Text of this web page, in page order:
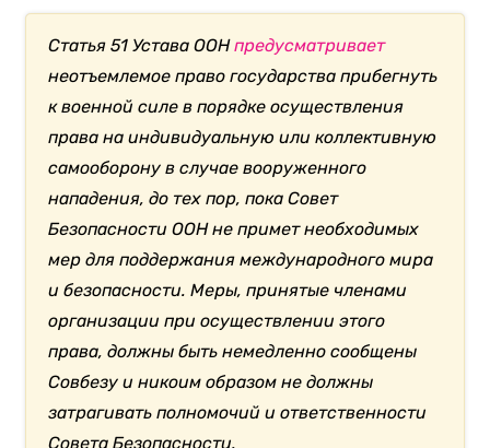
Статья 51 Устава ООНпредусматривает
неотъемлемое право государства прибегнуть
к военной силе в порядке осуществления
права на индивидуальную или коллективную
самооборону в случае вооруженного
нападения, до тех пор, пока Совет
Безопасности ООН не примет необходимых
мер для поддержания международного мира
и безопасности. Меры, принятые членами
организации при осуществлении этого
права, должны быть немедленно сообщены
Совбезу и никоим образом не должны
затрагивать полномочий и ответственности
Совета Безопасности.